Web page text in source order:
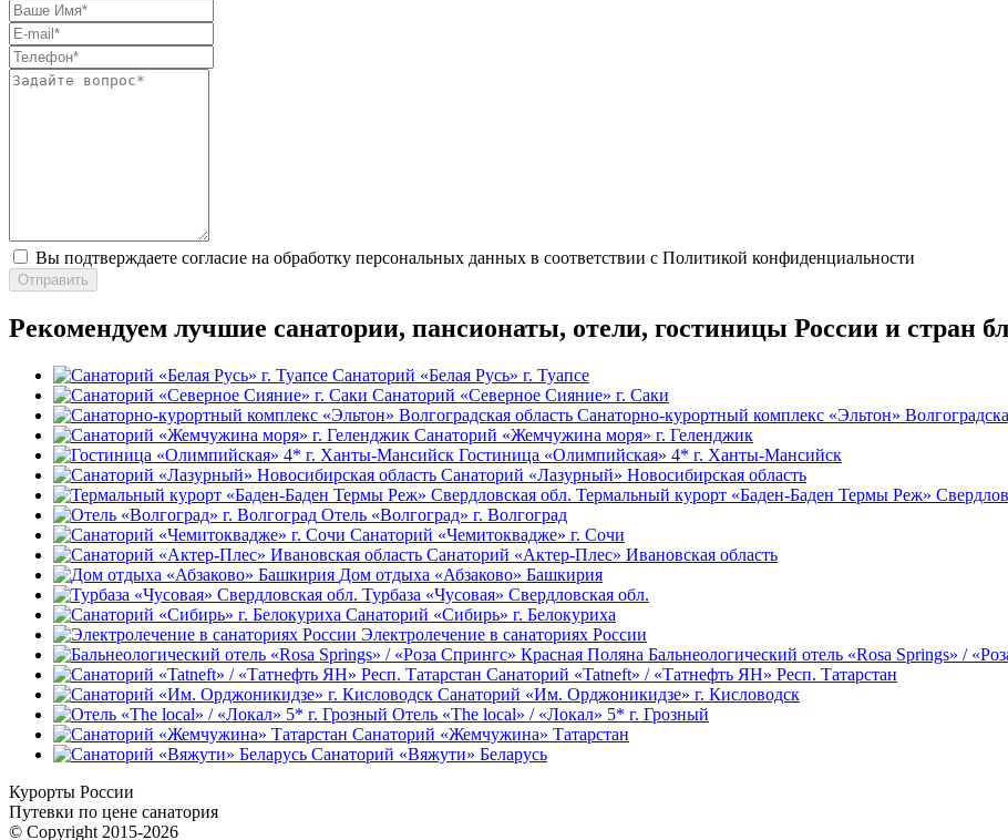
Вы подтверждаете согласие на обработку персональных данных в соответствии с Политикой конфиденциальности
Отправить
Рекомендуем лучшие санатории, пансионаты, отели, гостиницы России и стран
Санаторий «Белая Русь» г. Туапсе
Санаторий «Северное Сияние» г. Саки
Санаторно-курортный комплекс «Эльтон»
Санаторий «Жемчужина моря» г. Геленджик
Гостиница «Олимпийская» 4* г. Ханты-Мансийск
Санаторий «Лазурный» Новосибирская область
Термальный курорт «Баден-Баден Термы Реж»
Отель «Волгоград» г. Волгоград
Санаторий «Чемитоквадже» г. Сочи
Санаторий «Актер-Плес» Ивановская область
Дом отдыха «Абзаково» Башкирия
Турбаза «Чусовая» Свердловская обл.
Санаторий «Сибирь» г. Белокуриха
Электролечение в санаториях России
Бальнеологический отель «Rosa Springs» /
Санаторий «Tatneft» / «Татнефть ЯН» Респ. Татарстан
Санаторий «Им. Орджоникидзе» г. Кисловодск
Отель «The local» / «Локал» 5* г. Грозный
Санаторий «Жемчужина» Татарстан
Санаторий «Вяжути» Беларусь
Курорты России
Путевки по цене санатория
© Copyright 2015-2026